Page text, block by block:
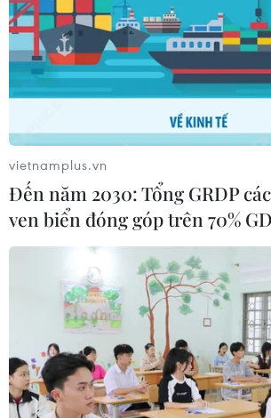
vietnamplus.vn
Đến năm 2030: Tổng GRDP
ven biển đóng góp trên 70%